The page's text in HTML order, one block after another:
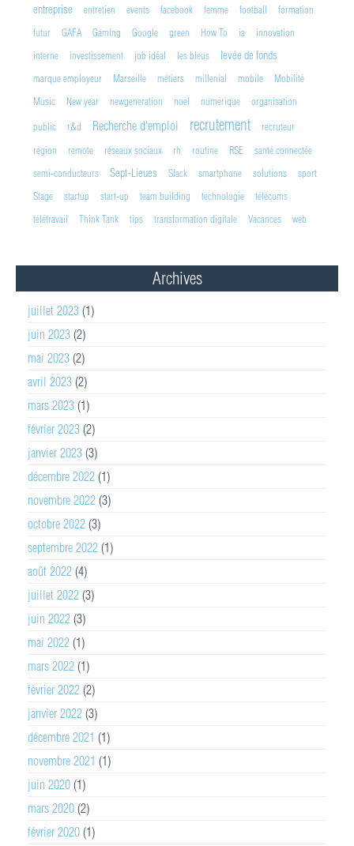
entreprise entretien events facebook femme football
formation
futur
GAFA Gaming Google green How To ia
innovation
interne
investissement job idéal les bleus levée de fonds
marque employeur Marseille métiers millenial mobile
Mobilité
Music
New year newgeneration noel numérique
organisation
public
r&d Recherche d'emploi recrutement
recruteur
région
remote réseaux sociaux rh routine RSE
santé connectée
semi-conducteurs
Sept-Lieues Slack smartphone solutions
sport
Stage
startup start-up team building technologie
télécoms
télétravail
Think Tank tips transformation digitale Vacances web
Archives
juillet 2023 (1)
juin 2023 (2)
mai 2023 (2)
avril 2023 (2)
mars 2023 (1)
février 2023 (2)
janvier 2023 (3)
décembre 2022 (1)
novembre 2022 (3)
octobre 2022 (3)
septembre 2022 (1)
août 2022 (4)
juillet 2022 (3)
juin 2022 (3)
mai 2022 (1)
mars 2022 (1)
février 2022 (2)
janvier 2022 (3)
décembre 2021 (1)
novembre 2021 (1)
juin 2020 (1)
mars 2020 (2)
février 2020 (1)